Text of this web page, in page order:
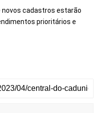
novos cadastros estarão
prioritários e